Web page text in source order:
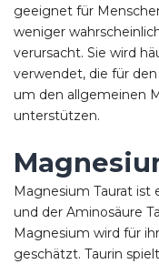
geeignet für
weniger
verursacht. Sie wird
verwendet, die für
um den allgemeinen
unterstützen.
Magnesium Taurat
und der Aminosäure
Magnesium wird für
geschätzt. Taurin